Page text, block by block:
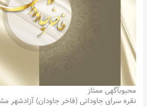
محبوبآگهی ممتاز
نقره سرای جاودانی (فاخر جاودان) آزادشهر